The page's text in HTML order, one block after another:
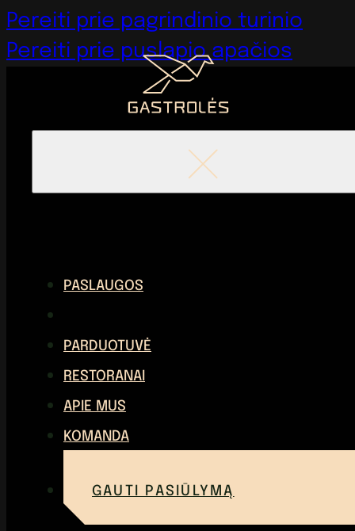
Pereiti prie pagrindinio turinio
Pereiti prie puslapio apačios
PASLAUGOS
PARDUOTUVĖ
RESTORANAI
APIE MUS
KOMANDA
GAUTI PASIŪLYMĄ